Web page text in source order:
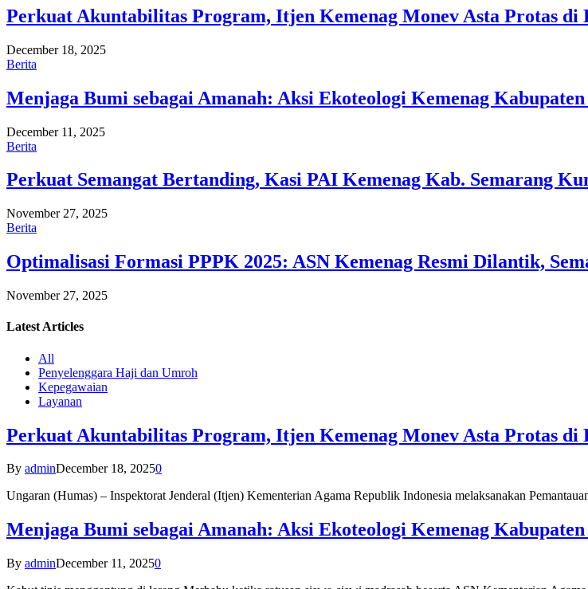
Perkuat Akuntabilitas Program, Itjen Kemenag Monev Asta Protas di
December 18, 2025
Berita
Menjaga Bumi sebagai Amanah: Aksi Ekoteologi Kemenag
December 11, 2025
Berita
Perkuat Semangat Bertanding, Kasi PAI Kemenag Kab. Semarang
November 27, 2025
Berita
Optimalisasi Formasi PPPK 2025: ASN Kemenag Resmi Dilantik,
November 27, 2025
Latest Articles
All
Penyelenggara Haji dan Umroh
Kepegawaian
Layanan
Perkuat Akuntabilitas Program, Itjen Kemenag Monev Asta Protas di
By adminDecember 18, 20250
Ungaran (Humas) – Inspektorat Jenderal (Itjen) Kementerian Agama Republik Indonesia melaksanakan
Menjaga Bumi sebagai Amanah: Aksi Ekoteologi Kemenag
By adminDecember 11, 20250